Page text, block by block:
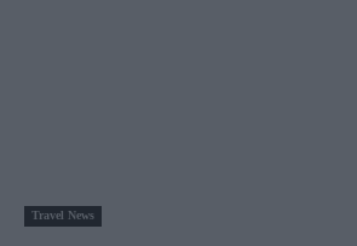
Travel News